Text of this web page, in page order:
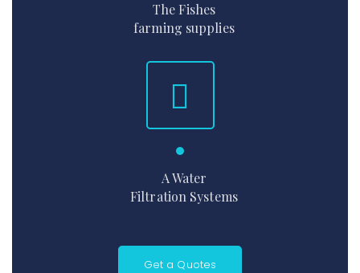
The Fishes
farming supplies
A Water
Filtration Systems
Get a Quotes